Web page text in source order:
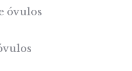
óvulos